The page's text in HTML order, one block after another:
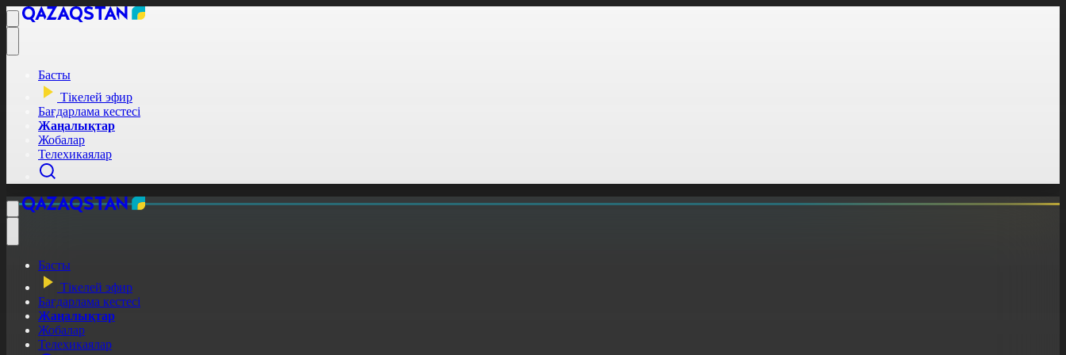
Басты
Тікелей эфир
Бағдарлама кестесі
Жаңалықтар
Жобалар
Телехикаялар
Басты
Тікелей эфир
Бағдарлама кестесі
Жаңалықтар
Жобалар
Телехикаялар